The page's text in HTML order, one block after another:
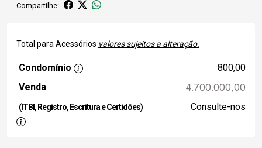
Compartilhe:
Total para Acessórios valores sujeitos a alteração.
Condomínio
800,00
Venda
4.700.000,00
(ITBI, Registro, Escritura e Certidões) Consulte-nos